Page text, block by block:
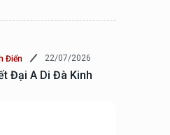
Điển 22/07/2026
Đại A Di Đà Kinh